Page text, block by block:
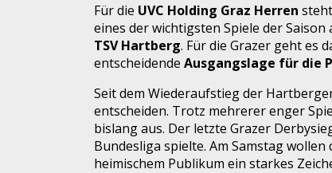
Für die UVC Holding Graz Herren
eines der wichtigsten Spiele der
TSV Hartberg. Für die Grazer geht es
entscheidende Ausgangslage für die
Seit dem Wiederaufstieg der
entscheiden. Trotz mehrerer enger
bislang aus. Der letzte Grazer
Bundesliga spielte. Am Samstag
heimischem Publikum ein starkes